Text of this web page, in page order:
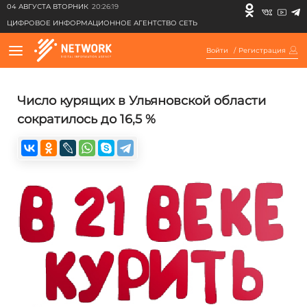
04 АВГУСТА ВТОРНИК 20:26:19
ЦИФРОВОЕ ИНФОРМАЦИОННОЕ АГЕНТСТВО СЕТЬ
Войти / Регистрация
Число курящих в Ульяновской области
сократилось до 16,5 %